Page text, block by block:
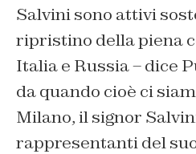
Salvini sono attivi
ripristino della piena
Italia e Russia – dice
da quando cioè ci
Milano, il signor
rappresentanti del